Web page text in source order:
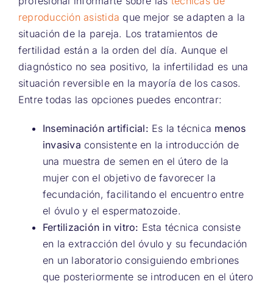
reproducción asistida que mejor se adapten a la
situación de la pareja. Los tratamientos de
fertilidad están a la orden del día. Aunque el
diagnóstico no sea positivo, la infertilidad es una
situación reversible en la mayoría de los casos.
Entre todas las opciones puedes encontrar:
Inseminación artificial: Es la técnica menos
invasiva consistente en la introducción de
una muestra de semen en el útero de la
mujer con el objetivo de favorecer la
fecundación, facilitando el encuentro entre
el óvulo y el espermatozoide.
Fertilización in vitro: Esta técnica consiste
en la extracción del óvulo y su fecundación
en un laboratorio consiguiendo embriones
que posteriormente se introducen en el útero